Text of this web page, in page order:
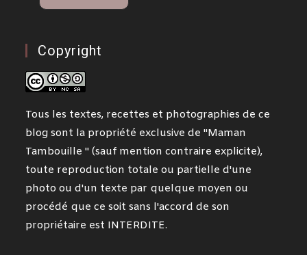
Copyright
Tous les textes, recettes et photographies de ce
blog sont la propriété exclusive de "Maman
Tambouille " (sauf mention contraire explicite),
toute reproduction totale ou partielle d'une
photo ou d'un texte par quelque moyen ou
procédé que ce soit sans l'accord de son
propriétaire est INTERDITE.